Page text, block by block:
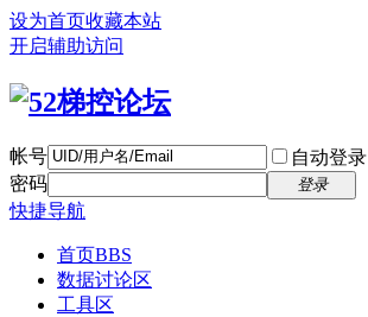
设为首页收藏本站
开启辅助访问
帐号 自动登录
密码
登录
快捷导航
首页BBS
数据讨论区
工具区